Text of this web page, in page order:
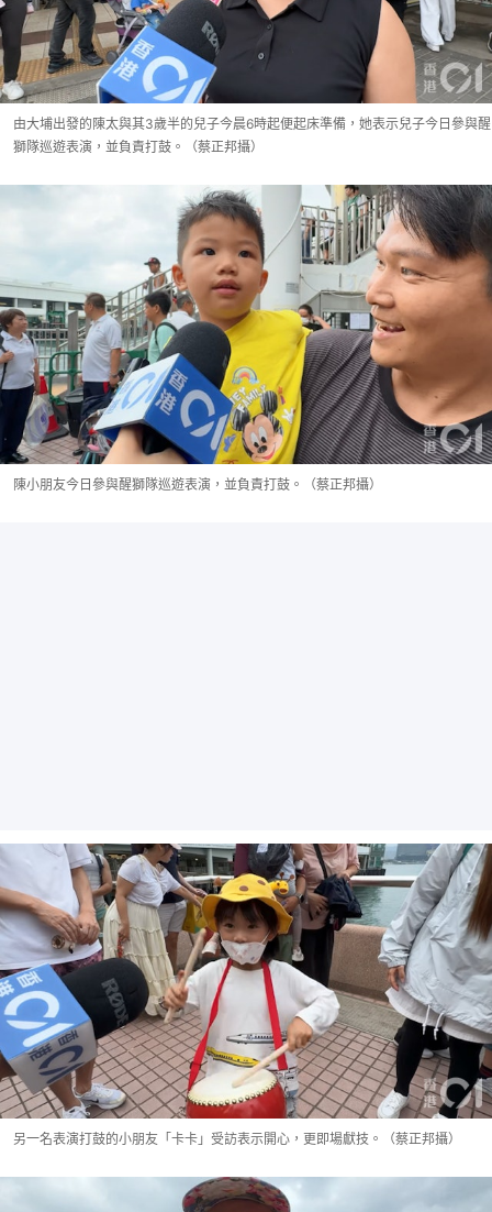
由大埔出發的陳太與其3歲半的兒子今晨6時起便起床準備，她表示兒子今日參與醒
獅隊巡遊表演，並負責打鼓。（蔡正邦攝）
陳小朋友今日參與醒獅隊巡遊表演，並負責打鼓。（蔡正邦攝）
另一名表演打鼓的小朋友「卡卡」受訪表示開心，更即場獻技。（蔡正邦攝）